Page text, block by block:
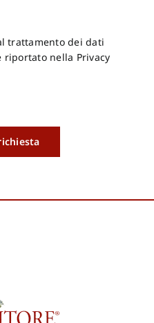
trattamento dei dati
riportato nella Privacy